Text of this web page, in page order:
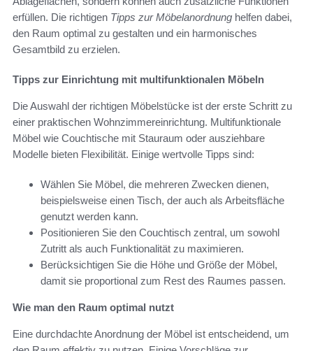
erfüllen. Die richtigen Tipps zur Möbelanordnung helfen dabei,
den Raum optimal zu gestalten und ein harmonisches
Gesamtbild zu erzielen.
Tipps zur Einrichtung mit multifunktionalen Möbeln
Die Auswahl der richtigen Möbelstücke ist der erste Schritt zu
einer praktischen Wohnzimmereinrichtung. Multifunktionale
Möbel wie Couchtische mit Stauraum oder ausziehbare
Modelle bieten Flexibilität. Einige wertvolle Tipps sind:
Wählen Sie Möbel, die mehreren Zwecken dienen,
beispielsweise einen Tisch, der auch als Arbeitsfläche
genutzt werden kann.
Positionieren Sie den Couchtisch zentral, um sowohl
Zutritt als auch Funktionalität zu maximieren.
Berücksichtigen Sie die Höhe und Größe der Möbel,
damit sie proportional zum Rest des Raumes passen.
Wie man den Raum optimal nutzt
Eine durchdachte Anordnung der Möbel ist entscheidend, um